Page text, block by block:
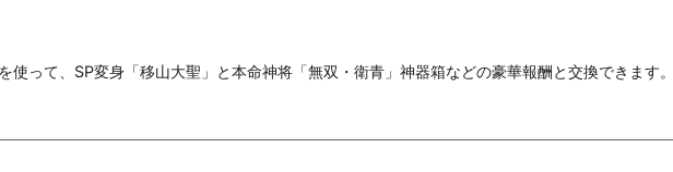
使って、SP変身「移山大聖」と本命神将「無双・衛青」神器箱などの豪華報酬と交換できます。